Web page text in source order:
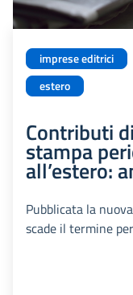
imprese editrici
estero
Contributi
stampa
all’estero:
Pubblicata la
scade il termine